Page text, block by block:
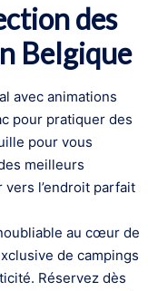
des
Belgique
avec animations
pour pratiquer des
pour vous
meilleurs
l’endroit parfait
au cœur de
de campings
Réservez dès